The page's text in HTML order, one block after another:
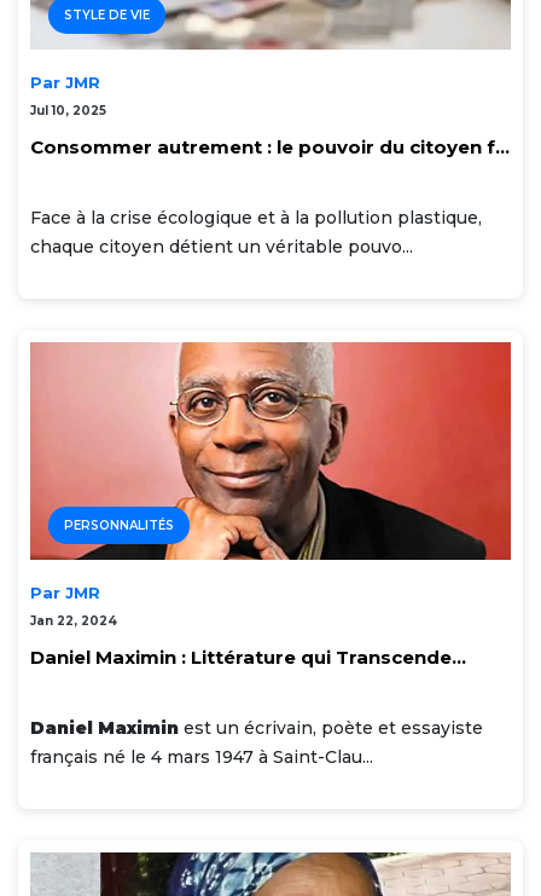
STYLE DE VIE
Par JMR
Jul 10, 2025
Consommer autrement : le pouvoir du citoyen f...
Face à la crise écologique et à la pollution plastique,
chaque citoyen détient un véritable pouvo...
PERSONNALITÉS
Par JMR
Jan 22, 2024
Daniel Maximin : Littérature qui Transcende...
Daniel Maximin est un écrivain, poète et essayiste
français né le 4 mars 1947 à Saint-Clau...